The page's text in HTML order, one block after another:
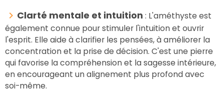
Clarté mentale et intuition : L'améthyste est
également connue pour stimuler l'intuition et ouvrir
l'esprit. Elle aide à clarifier les pensées, à améliorer la
concentration et la prise de décision. C'est une pierre
qui favorise la compréhension et la sagesse intérieure,
en encourageant un alignement plus profond avec
soi-même.